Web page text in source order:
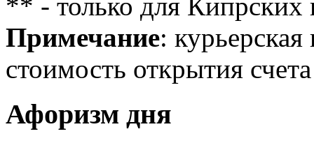
** - только для Кипрских
Примечание:
стоимость открытия
Афоризм дня